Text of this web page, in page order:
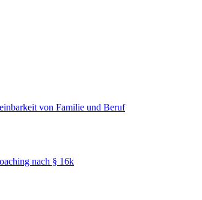
von Familie und Beruf
nach § 16k